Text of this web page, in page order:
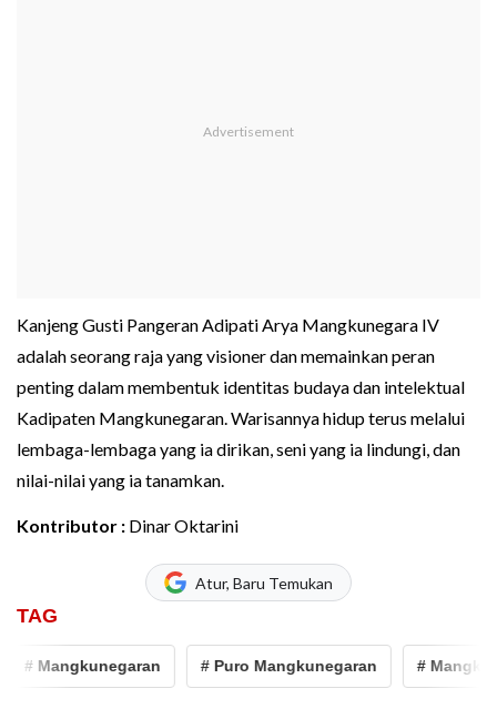
Kanjeng Gusti Pangeran Adipati Arya Mangkunegara IV
adalah seorang raja yang visioner dan memainkan peran
penting dalam membentuk identitas budaya dan intelektual
Kadipaten Mangkunegaran. Warisannya hidup terus melalui
lembaga-lembaga yang ia dirikan, seni yang ia lindungi, dan
nilai-nilai yang ia tanamkan.
Kontributor : Dinar Oktarini
Atur, Baru Temukan
TAG
Mangkunegaran # Puro Mangkunegaran #